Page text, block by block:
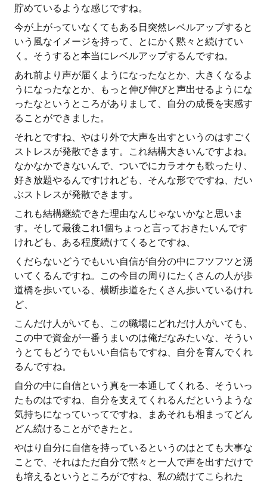
貯めているような感じですね。
今が上がっていなくてもある日突然レベルアップすると
いう風なイメージを持って、とにかく黙々と続けてい
く。そうすると本当にレベルアップするんですね。
あれ前より声が届くようになったなとか、大きくなるよ
うになったなとか、もっと伸び伸びと声出せるようにな
ったなというところがありまして、自分の成長を実感す
ることができました。
それとですね、やはり外で大声を出すというのはすごく
ストレスが発散できます。これ結構大きいんですよね。
なかなかできないんで、ついでにカラオケも歌ったり、
好き放題やるんですけれども、そんな形でですね、だい
ぶストレスが発散できます。
これも結構継続できた理由なんじゃないかなと思いま
す。そして最後これ1個ちょっと言っておきたいんです
けれども、ある程度続けてくるとですね、
くだらないどうでもいい自信が自分の中にフツフツと湧
いてくるんですね。この今目の周りにたくさんの人が歩
道橋を歩いている、横断歩道をたくさん歩いているけれ
ど、
こんだけ人がいても、この職場にどれだけ人がいても、
この中で資金が一番うまいのは俺だなみたいな、そうい
うとてもどうでもいい自信もですね、自分を育んでくれ
るんですね。
自分の中に自信という真を一本通してくれる、そういっ
たものはですね、自分を支えてくれるんだというような
気持ちになっていってですね、まあそれも相まってどん
どん続けることができたと。
やはり自分に自信を持っているというのはとても大事な
ことで、それはただ自分で黙々と一人で声を出すだけで
も培えるというところがですね、私の続けてこられた